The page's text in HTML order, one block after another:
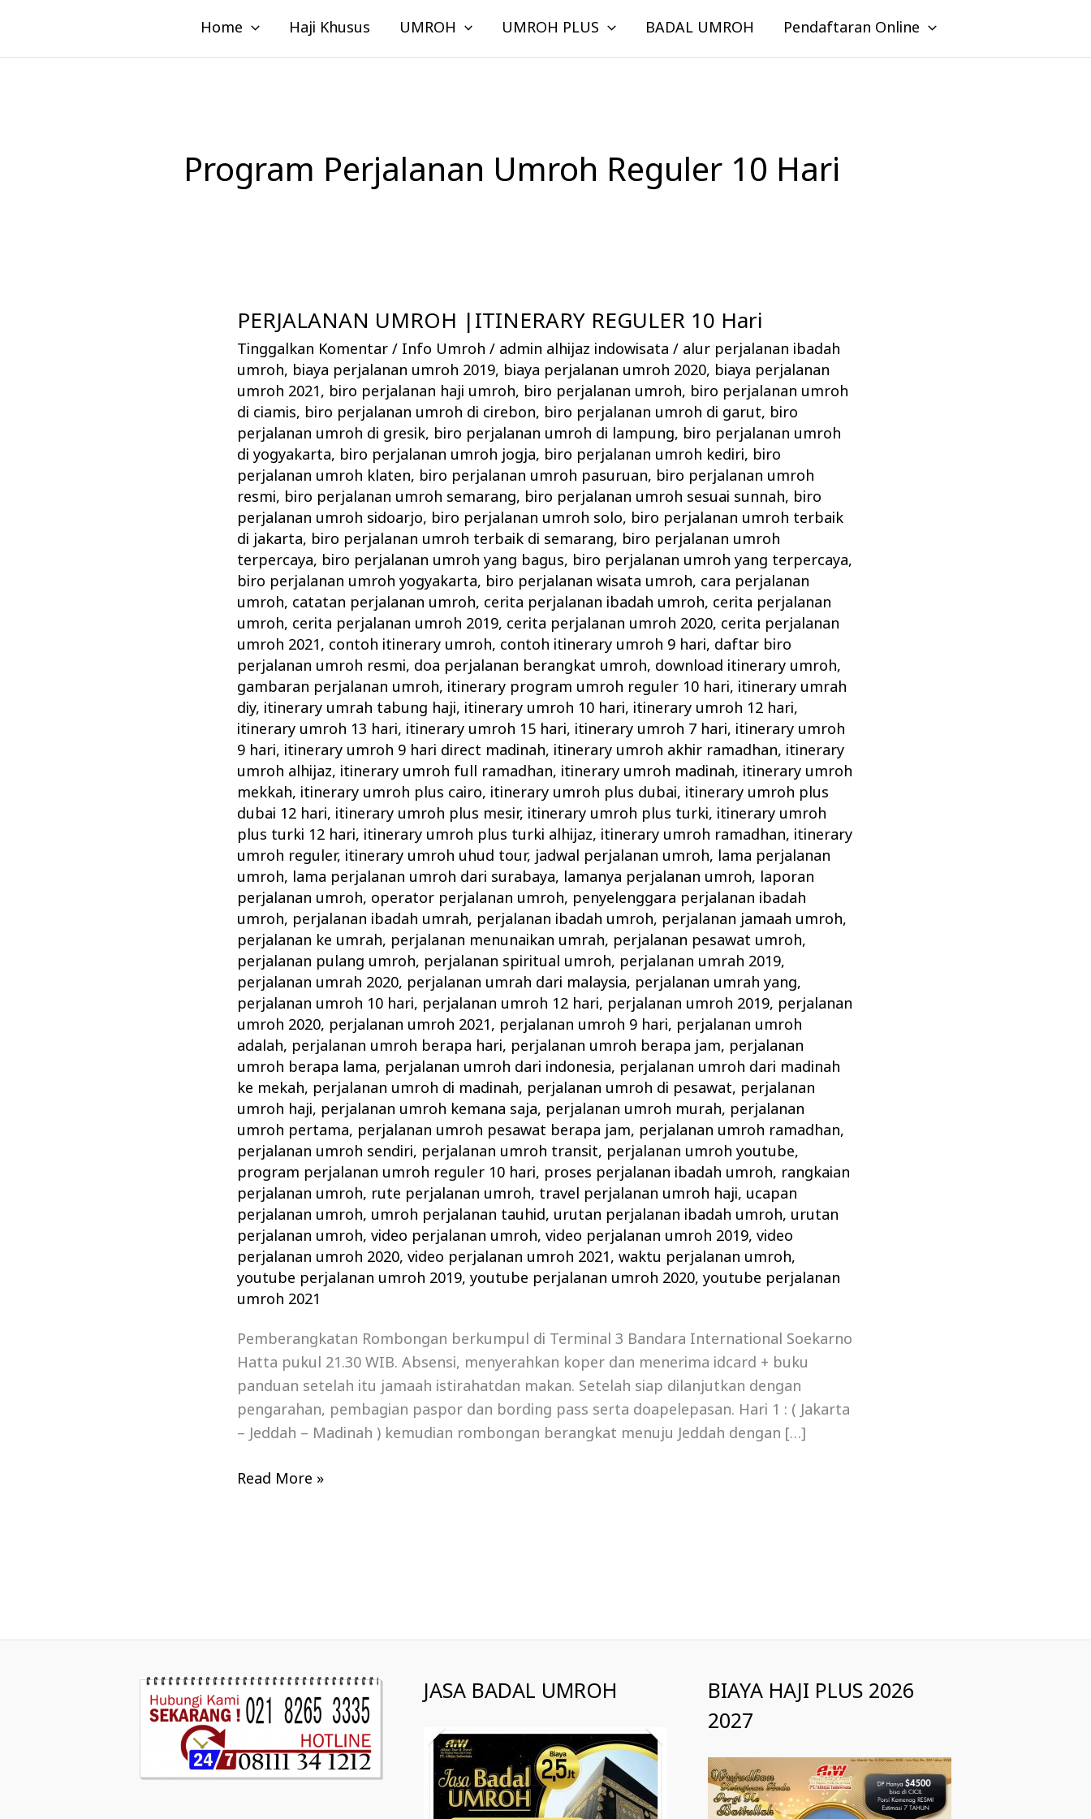
konten
Home Haji Khusus UMROH UMROH PLUS BADAL UMROH Pendaftaran Online
Program Perjalanan Umroh Reguler 10 Hari
PERJALANAN UMROH |ITINERARY REGULER 10 Hari
Tinggalkan Komentar / Info Umroh / admin alhijaz indowisata/ alur perjalanan ibadah
umroh, biaya perjalanan umroh 2019, biaya perjalanan umroh 2020, biaya perjalanan
umroh 2021, biro perjalanan haji umroh, biro perjalanan umroh, biro perjalanan umroh
di ciamis, biro perjalanan umroh di cirebon, biro perjalanan umroh di garut, biro
perjalanan umroh di gresik, biro perjalanan umroh di lampung, biro perjalanan umroh
di yogyakarta, biro perjalanan umroh jogja, biro perjalanan umroh kediri, biro
perjalanan umroh klaten, biro perjalanan umroh pasuruan, biro perjalanan umroh
resmi, biro perjalanan umroh semarang, biro perjalanan umroh sesuai sunnah, biro
perjalanan umroh sidoarjo, biro perjalanan umroh solo, biro perjalanan umroh terbaik
di jakarta, biro perjalanan umroh terbaik di semarang, biro perjalanan umroh
terpercaya, biro perjalanan umroh yang bagus, biro perjalanan umroh yang terpercaya,
biro perjalanan umroh yogyakarta, biro perjalanan wisata umroh, cara perjalanan
umroh, catatan perjalanan umroh, cerita perjalanan ibadah umroh, cerita perjalanan
umroh, cerita perjalanan umroh 2019, cerita perjalanan umroh 2020, cerita perjalanan
umroh 2021, contoh itinerary umroh, contoh itinerary umroh 9 hari, daftar biro
perjalanan umroh resmi, doa perjalanan berangkat umroh, download itinerary umroh,
gambaran perjalanan umroh, itinerary program umroh reguler 10 hari, itinerary umrah
diy, itinerary umrah tabung haji, itinerary umroh 10 hari, itinerary umroh 12 hari,
itinerary umroh 13 hari, itinerary umroh 15 hari, itinerary umroh 7 hari, itinerary umroh
9 hari, itinerary umroh 9 hari direct madinah, itinerary umroh akhir ramadhan, itinerary
umroh alhijaz, itinerary umroh full ramadhan, itinerary umroh madinah, itinerary umroh
mekkah, itinerary umroh plus cairo, itinerary umroh plus dubai, itinerary umroh plus
dubai 12 hari, itinerary umroh plus mesir, itinerary umroh plus turki, itinerary umroh
plus turki 12 hari, itinerary umroh plus turki alhijaz, itinerary umroh ramadhan, itinerary
umroh reguler, itinerary umroh uhud tour, jadwal perjalanan umroh, lama perjalanan
umroh, lama perjalanan umroh dari surabaya, lamanya perjalanan umroh, laporan
perjalanan umroh, operator perjalanan umroh, penyelenggara perjalanan ibadah
umroh, perjalanan ibadah umrah, perjalanan ibadah umroh, perjalanan jamaah umroh,
perjalanan ke umrah, perjalanan menunaikan umrah, perjalanan pesawat umroh,
perjalanan pulang umroh, perjalanan spiritual umroh, perjalanan umrah 2019,
perjalanan umrah 2020, perjalanan umrah dari malaysia, perjalanan umrah yang,
perjalanan umroh 10 hari, perjalanan umroh 12 hari, perjalanan umroh 2019, perjalanan
umroh 2020, perjalanan umroh 2021, perjalanan umroh 9 hari, perjalanan umroh
adalah, perjalanan umroh berapa hari, perjalanan umroh berapa jam, perjalanan
umroh berapa lama, perjalanan umroh dari indonesia, perjalanan umroh dari madinah
ke mekah, perjalanan umroh di madinah, perjalanan umroh di pesawat, perjalanan
umroh haji, perjalanan umroh kemana saja, perjalanan umroh murah, perjalanan
umroh pertama, perjalanan umroh pesawat berapa jam, perjalanan umroh ramadhan,
perjalanan umroh sendiri, perjalanan umroh transit, perjalanan umroh youtube,
program perjalanan umroh reguler 10 hari, proses perjalanan ibadah umroh, rangkaian
perjalanan umroh, rute perjalanan umroh, travel perjalanan umroh haji, ucapan
perjalanan umroh, umroh perjalanan tauhid, urutan perjalanan ibadah umroh, urutan
perjalanan umroh,video perjalanan umroh,video perjalanan umroh 2019,video
perjalanan umroh 2020,video perjalanan umroh 2021,waktu perjalanan umroh,
youtube perjalanan umroh 2019,youtube perjalanan umroh 2020,youtube perjalanan
umroh 2021
Pemberangkatan Rombongan berkumpul di Terminal 3 Bandara International Soekarno
Hatta pukul 21.30 WIB. Absensi, menyerahkan koper dan menerima idcard + buku
panduan setelah itu jamaah istirahatdan makan. Setelah siap dilanjutkan dengan
pengarahan, pembagian paspor dan bording pass serta doapelepasan. Hari 1 : ( Jakarta
– Jeddah – Madinah ) kemudian rombongan berangkat menuju Jeddah dengan […]
PERJALANAN
UMROH
|ITINERARY
REGULER
10
Hari
Read More »
JASA BADAL UMROH
BIAYA HAJI PLUS 2026
2027